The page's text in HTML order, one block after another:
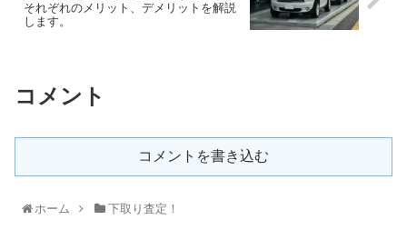
それぞれのメリット、デメリットを解説
します。
コメント
コメントを書き込む
ホーム 下取り査定！